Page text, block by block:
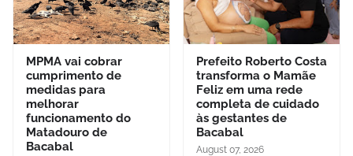
MPMA vai cobrar
cumprimento de
medidas para
melhorar
funcionamento do
Matadouro de
Bacabal
Prefeito Roberto Costa
transforma o Mamãe
Feliz em uma rede
completa de cuidado
às gestantes de
Bacabal
August 07, 2026